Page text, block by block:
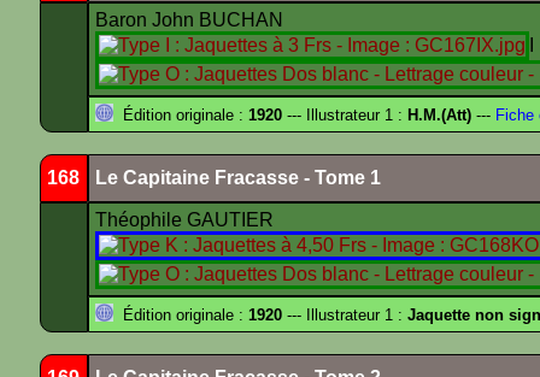
Baron John BUCHAN
Édition originale : 1920 --- Illustrateur 1 : H.M.(Att) --- Fiche
168 Le Capitaine Fracasse - Tome 1
Théophile GAUTIER
Édition originale : 1920 --- Illustrateur 1 : Jaquette non